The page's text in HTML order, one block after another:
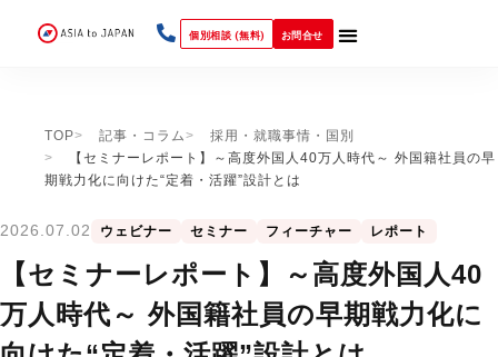
個別相談 (無料) お問合せ
TOP 記事・コラム
採用・就職事情・国別
【セミナーレポート】～高度外国人40万人時代～ 外国籍社員の早
期戦力化に向けた“定着・活躍”設計とは
2026.07.02 ウェビナー セミナー フィーチャー レポート
【セミナーレポート】～高度外国人40
万人時代～ 外国籍社員の早期戦力化に